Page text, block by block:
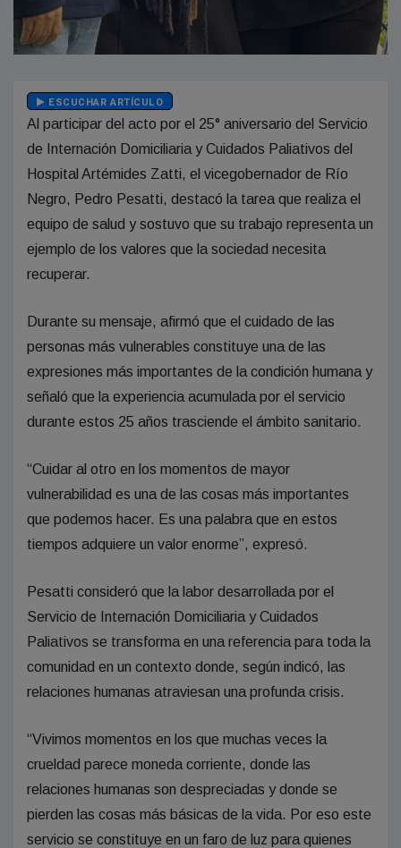
ESCUCHAR ARTÍCULO
Al participar del acto por el 25° aniversario del Servicio
de Internación Domiciliaria y Cuidados Paliativos del
Hospital Artémides Zatti, el vicegobernador de Río
Negro, Pedro Pesatti, destacó la tarea que realiza el
equipo de salud y sostuvo que su trabajo representa un
ejemplo de los valores que la sociedad necesita
recuperar.
Durante su mensaje, afirmó que el cuidado de las
personas más vulnerables constituye una de las
expresiones más importantes de la condición humana y
señaló que la experiencia acumulada por el servicio
durante estos 25 años trasciende el ámbito sanitario.
“Cuidar al otro en los momentos de mayor
vulnerabilidad es una de las cosas más importantes
que podemos hacer. Es una palabra que en estos
tiempos adquiere un valor enorme”, expresó.
Pesatti consideró que la labor desarrollada por el
Servicio de Internación Domiciliaria y Cuidados
Paliativos se transforma en una referencia para toda la
comunidad en un contexto donde, según indicó, las
relaciones humanas atraviesan una profunda crisis.
“Vivimos momentos en los que muchas veces la
crueldad parece moneda corriente, donde las
relaciones humanas son despreciadas y donde se
pierden las cosas más básicas de la vida. Por eso este
servicio se constituye en un faro de luz para quienes